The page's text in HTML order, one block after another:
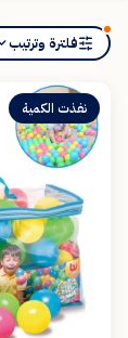
فلترة وترتيب
نفذت الكمية